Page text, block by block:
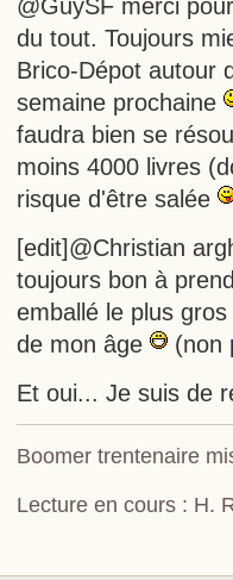
@GuySF merci
du tout. Toujours
Brico-Dépot autour
semaine prochaine
faudra bien se
moins 4000 livres
risque d'être salée
[edit]@Christian
toujours bon à
emballé le plus
de mon âge
(non
Et oui... Je suis de
Boomer trentenaire
Lecture en cours : H.